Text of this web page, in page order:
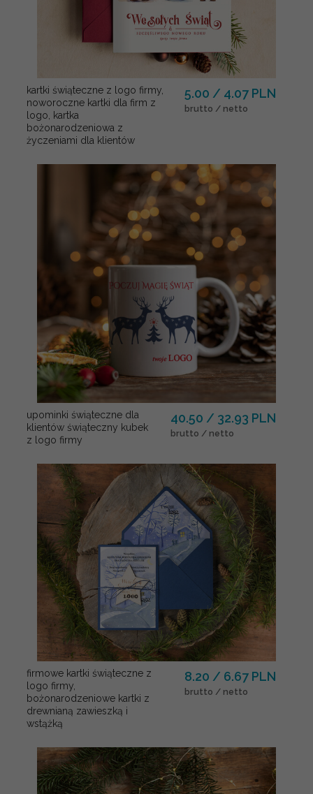
kartki świąteczne z logo firmy,
noworoczne kartki dla firm z
logo, kartka
bożonarodzeniowa z
życzeniami dla klientów
5.00 / 4.07 PLN
brutto / netto
upominki świąteczne dla
klientów świąteczny kubek
z logo firmy
40.50 / 32.93 PLN
brutto / netto
firmowe kartki świąteczne z
logo firmy,
bożonarodzeniowe kartki z
drewnianą zawieszką i
wstążką
8.20 / 6.67 PLN
brutto / netto